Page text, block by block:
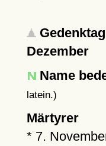
Dezember
Name
latein.)
Märtyrer
* 7.